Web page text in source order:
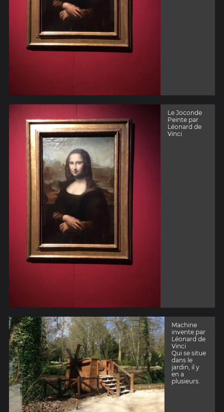
Le Joconde
Peinte par
Léonard de
Vinci
Machine
invente par
Léonard de
Vinci
Qui se situe
dans le
jardin, il y
en a
plusieurs.